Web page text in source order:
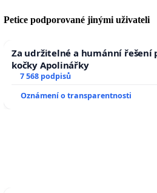
Petice podporované jinými uživateli
Za udržitelné a humánní řešení
kočky Apolinářky
7 568 podpisů
Oznámení o transparentnosti